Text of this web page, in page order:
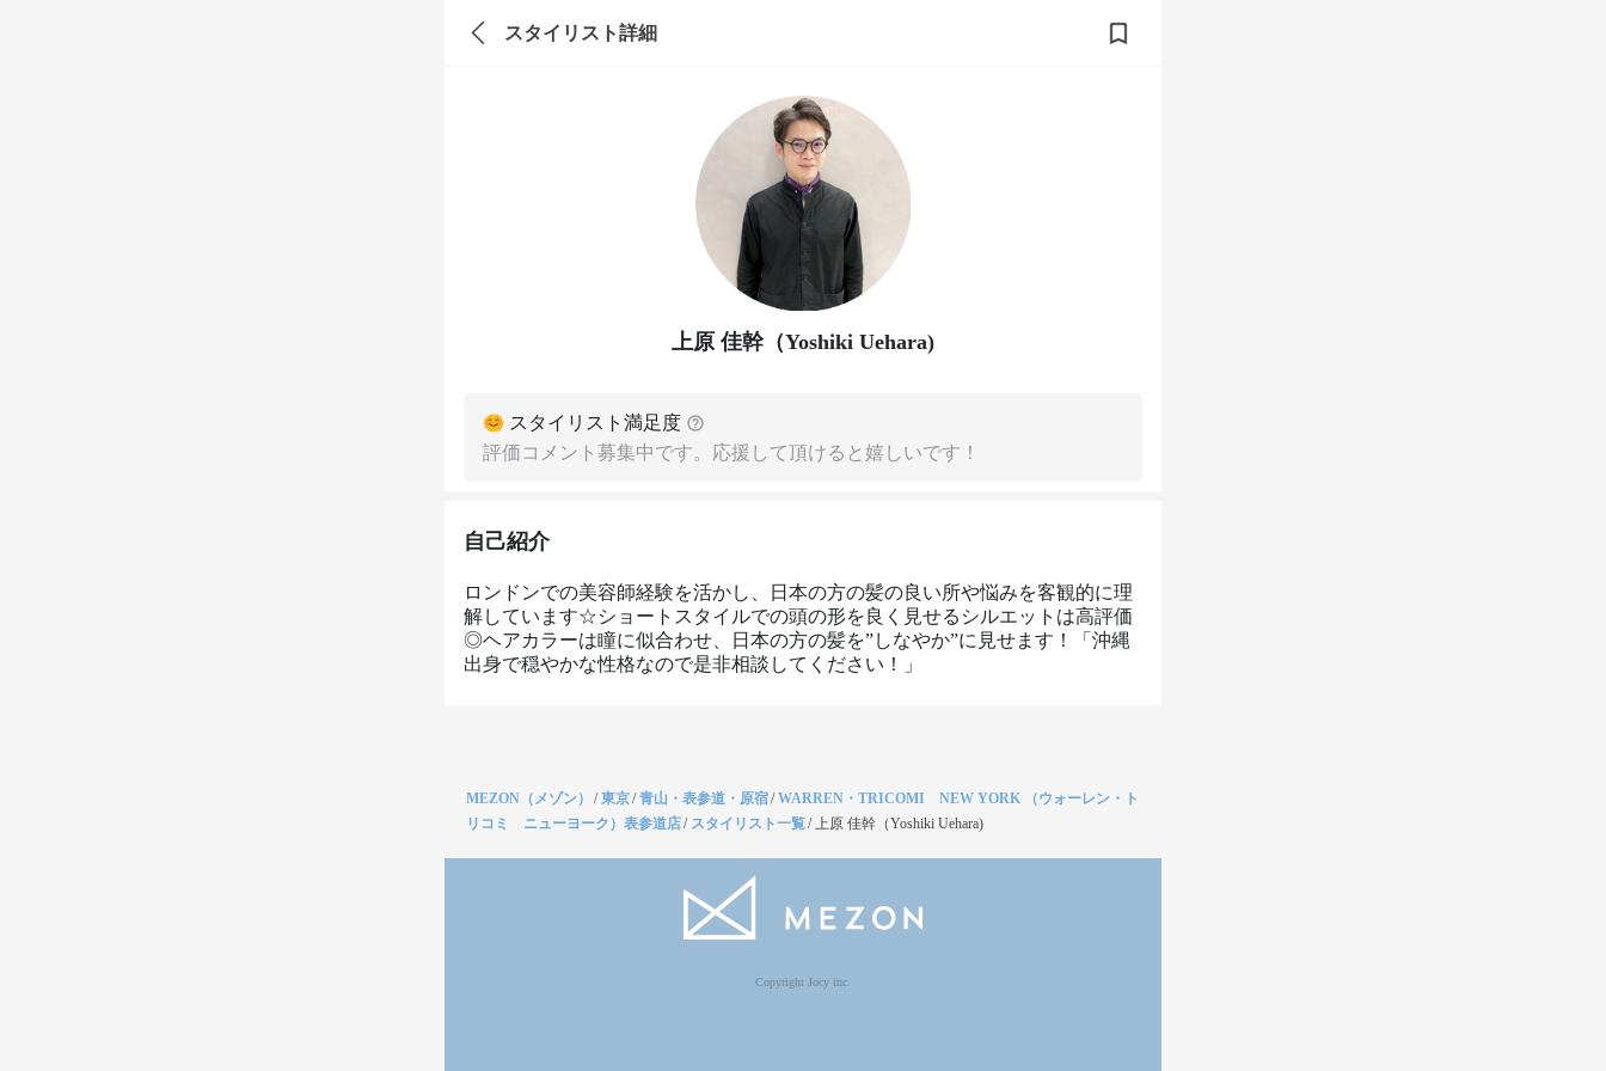
スタイリスト詳細
上原 佳幹（Yoshiki Uehara)
スタイリスト満足度
評価コメント募集中です。応援して頂けると嬉しいです！
自己紹介
ロンドンでの美容師経験を活かし、日本の方の髪の良い所や悩みを客観的に理
解しています☆ショートスタイルでの頭の形を良く見せるシルエットは高評価
◎ヘアカラーは瞳に似合わせ、日本の方の髪を”しなやか”に見せます！「沖縄
出身で穏やかな性格なので是非相談してください！」
MEZON（メゾン） /東京/青山・表参道・原宿/WARREN・TRICOMI NEW YORK （ウォーレン・ト
リコミ ニューヨーク）表参道店/ スタイリスト一覧/上原 佳幹（Yoshiki Uehara)
Copyright Jocy inc.